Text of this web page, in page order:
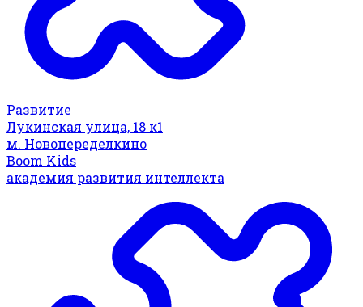
Развитие
Лукинская улица, 18 к1
м. Новопеределкино
Boom Kids
академия развития интеллекта